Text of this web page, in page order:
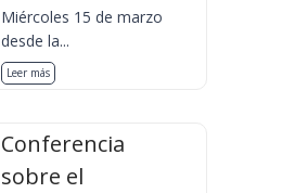
Miércoles 15 de marzo
desde la...
Leer más
Conferencia
sobre el